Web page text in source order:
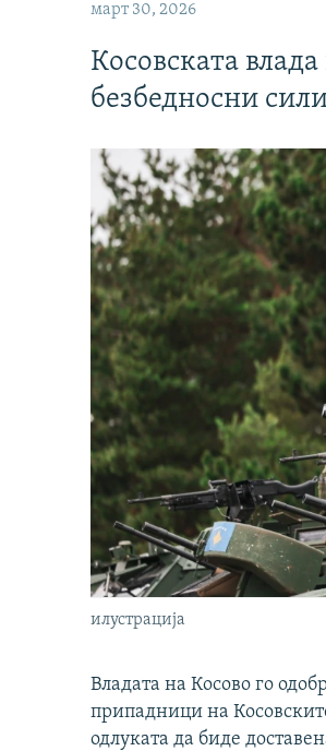
март 30, 2026
Косовската
безбедносни
илустрација
Владата на Косово го
припадници на
одлуката да биде